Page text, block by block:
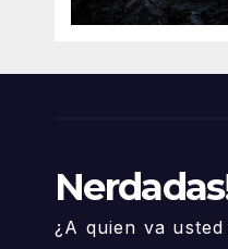
¿A quien va